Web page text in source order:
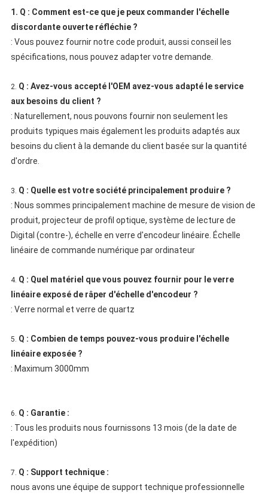
1. Q : Comment est-ce que je peux commander l'échelle
discordante ouverte réfléchie ?
: Vous pouvez fournir notre code produit, aussi conseil les
spécifications, nous pouvez adapter votre demande.
2. Q : Avez-vous accepté l'OEM avez-vous adapté le service
aux besoins du client ?
: Naturellement, nous pouvons fournir non seulement les
produits typiques mais également les produits adaptés aux
besoins du client à la demande du client basée sur la quantité
d'ordre.
3. Q : Quelle est votre société principalement produire ?
: Nous sommes principalement machine de mesure de vision de
produit, projecteur de profil optique, système de lecture de
Digital (contre-), échelle en verre d'encodeur linéaire. Échelle
linéaire de commande numérique par ordinateur
4. Q : Quel matériel que vous pouvez fournir pour le verre
linéaire exposé de râper d'échelle d'encodeur ?
: Verre normal et verre de quartz
5. Q : Combien de temps pouvez-vous produire l'échelle
linéaire exposée ?
: Maximum 3000mm
6. Q : Garantie :
: Tous les produits nous fournissons 13 mois (de la date de
l'expédition)
7. Q : Support technique :
nous avons une équipe de support technique professionnelle